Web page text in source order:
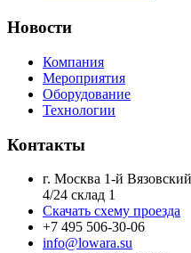
Новости
Компания
Мероприятия
Оборудование
Технологии
Контакты
г. Москва 1-й
4/24 склад 1
Скачать схему проезда
+7 495 506-30-06
info@lowara.su